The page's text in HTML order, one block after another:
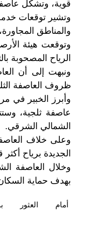
قوية، وتشكل
والمناطق
الرياح المصحوبة
ونبهت إلى أن
ظروف العاصفة
وأبرز الخبير في
عاصفة ثلجية،
الشمالي الشرقي.
وعلى خلاف
الجديدة برياح
وخلال العاصفة
بهدف حماية السكان
أمام العثور